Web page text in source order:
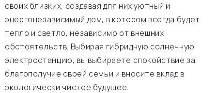
своих близких, создавая для них уютный и
энергонезависимый дом, в котором всегда будет
тепло и светло, независимо от внешних
обстоятельств. Выбирая гибридную солнечную
электростанцию, вы выбираете спокойствие за
благополучие своей семьи и вносите вклад в
экологически чистое будущее.